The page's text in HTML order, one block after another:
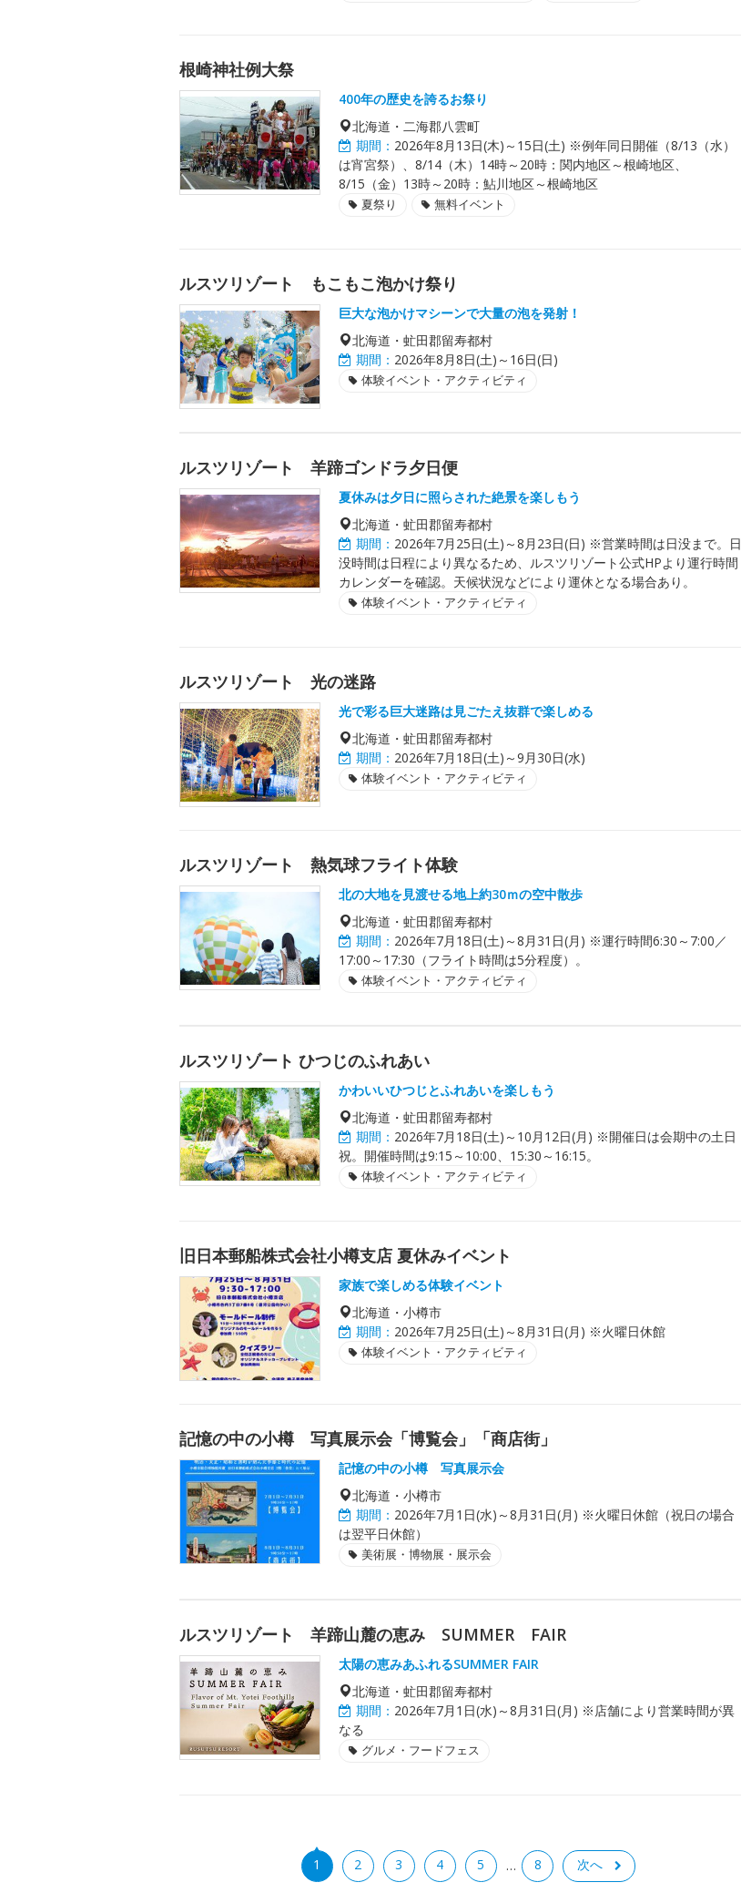
根崎神社例大祭
400年の歴史を誇るお祭り
北海道・二海郡八雲町
期間： 2026年8月13日(木)～15日(土) ※例年同日開催（8/13（水）
は宵宮祭）、8/14（木）14時～20時：関内地区～根崎地区、
8/15（金）13時～20時：鮎川地区～根崎地区
夏祭り 無料イベント
ルスツリゾート もこもこ泡かけ祭り
巨大な泡かけマシーンで大量の泡を発射！
北海道・虻田郡留寿都村
期間： 2026年8月8日(土)～16日(日)
体験イベント・アクティビティ
ルスツリゾート 羊蹄ゴンドラ夕日便
夏休みは夕日に照らされた絶景を楽しもう
北海道・虻田郡留寿都村
期間： 2026年7月25日(土)～8月23日(日) ※営業時間は日没まで。日
没時間は日程により異なるため、ルスツリゾート公式HPより運行時間
カレンダーを確認。天候状況などにより運休となる場合あり。
体験イベント・アクティビティ
ルスツリゾート 光の迷路
光で彩る巨大迷路は見ごたえ抜群で楽しめる
北海道・虻田郡留寿都村
期間： 2026年7月18日(土)～9月30日(水)
体験イベント・アクティビティ
ルスツリゾート 熱気球フライト体験
北の大地を見渡せる地上約30ｍの空中散歩
北海道・虻田郡留寿都村
期間： 2026年7月18日(土)～8月31日(月) ※運行時間6:30～7:00／
17:00～17:30（フライト時間は5分程度）。
体験イベント・アクティビティ
ルスツリゾート ひつじのふれあい
かわいいひつじとふれあいを楽しもう
北海道・虻田郡留寿都村
期間： 2026年7月18日(土)～10月12日(月) ※開催日は会期中の土日
祝。開催時間は9:15～10:00、15:30～16:15。
体験イベント・アクティビティ
旧日本郵船株式会社小樽支店 夏休みイベント
家族で楽しめる体験イベント
北海道・小樽市
期間： 2026年7月25日(土)～8月31日(月) ※火曜日休館
体験イベント・アクティビティ
記憶の中の小樽 写真展示会「博覧会」「商店街」
記憶の中の小樽 写真展示会
北海道・小樽市
期間： 2026年7月1日(水)～8月31日(月) ※火曜日休館（祝日の場合
は翌平日休館）
美術展・博物展・展示会
ルスツリゾート 羊蹄山麓の恵み SUMMER FAIR
太陽の恵みあふれるSUMMER FAIR
北海道・虻田郡留寿都村
期間： 2026年7月1日(水)～8月31日(月) ※店舗により営業時間が異
なる
グルメ・フードフェス
1 2 3 4 5 … 8 次へ